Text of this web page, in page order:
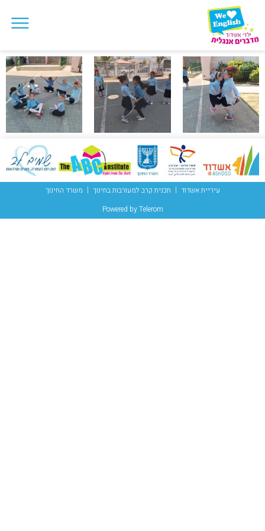
עיריית אשדוד תכנית קרב למעורבות בחינוך
משרד החינוך
Powered by Telerom